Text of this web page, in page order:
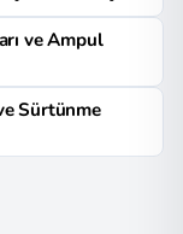
ve Ampul
Sürtünme